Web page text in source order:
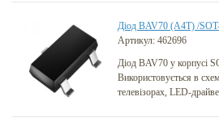
Діод BAV70 (A4T) /
Артикул: 462696
Діод BAV70 у корпусі
Використовується в
телевізорах, LED-